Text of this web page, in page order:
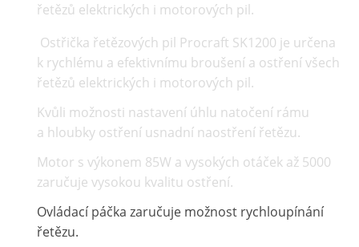
řetězů elektrických i motorových pil.
Ostřička řetězových pil Procraft SK1200 je určena
k rychlému a efektivnímu broušení a ostření všech
řetězů elektrických i motorových pil.
Kvůli možnosti nastavení úhlu natočení rámu
a hloubky ostření usnadní naostření řetězu.
Motor s výkonem 85W a vysokých otáček až 5000
zaručuje vysokou kvalitu ostření.
Ovládací páčka zaručuje možnost rychloupínání
řetězu.